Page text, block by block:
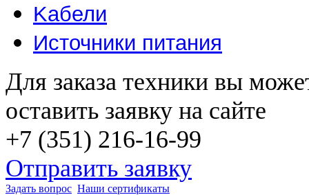
Kабели
Источники питания
Для заказа техники вы
оставить заявку на сайте
+7 (351) 216-16-99
Отправить заявку
Задать вопрос Наши сертификаты